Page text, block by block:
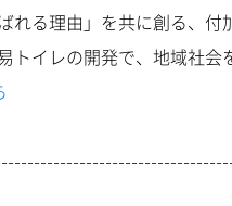
れる理由」を共に創る、付
トイレの開発で、地域社会